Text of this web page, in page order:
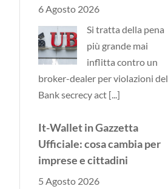
6 Agosto 2026
Si tratta della pena
più grande mai
inflitta contro un
broker-dealer per violazioni del
Bank secrecy act [...]
It-Wallet in Gazzetta
Ufficiale: cosa cambia per
imprese e cittadini
5 Agosto 2026